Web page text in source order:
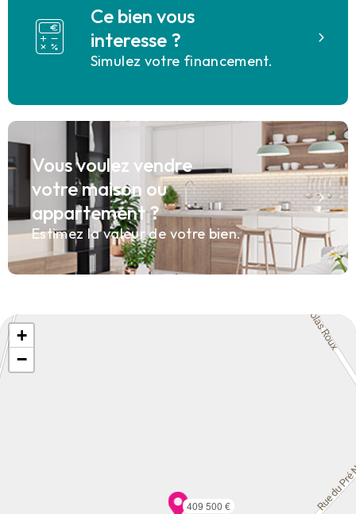
Ce bien vous
interesse ?
Simulez votre financement.
Vous voulez vendre
votre maison ou
appartement ?
Estimez la valeur de votre bien.
409 500 €
+
−